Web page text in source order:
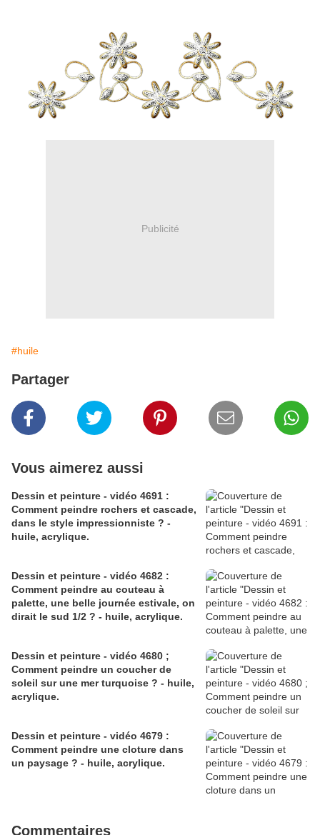
Publicité
#huile
Partager
Vous aimerez aussi
Dessin et peinture - vidéo 4691 :
Comment peindre rochers et cascade,
dans le style impressionniste ? -
huile, acrylique.
Dessin et peinture - vidéo 4682 :
Comment peindre au couteau à
palette, une belle journée estivale, on
dirait le sud 1/2 ? - huile, acrylique.
Dessin et peinture - vidéo 4680 ;
Comment peindre un coucher de
soleil sur une mer turquoise ? - huile,
acrylique.
Dessin et peinture - vidéo 4679 :
Comment peindre une cloture dans
un paysage ? - huile, acrylique.
Commentaires